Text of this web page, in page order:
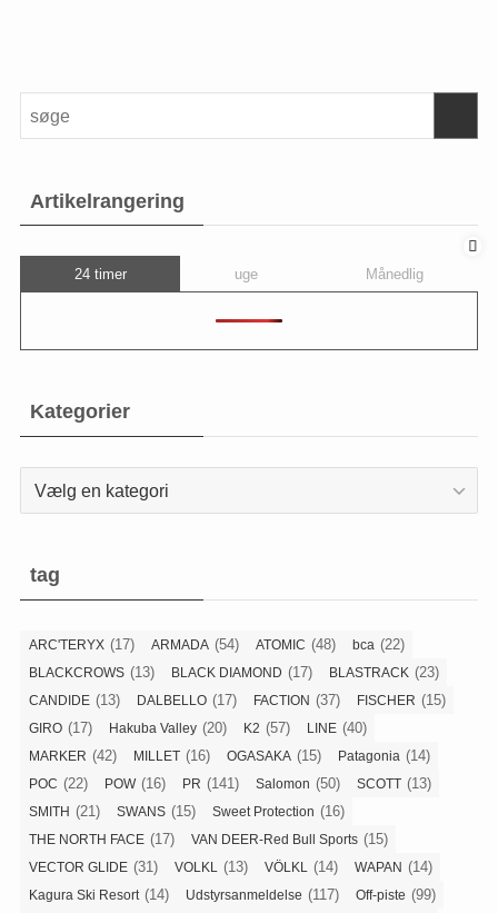
Artikelrangering
24 timer uge Månedlig
Kategorier
Kategorier
tag
ARC'TERYX (17) ARMADA (54) ATOMIC (48) bca (22)
BLACKCROWS (13) BLACK DIAMOND (17) BLASTRACK (23)
CANDIDE (13) DALBELLO (17) FACTION (37) FISCHER (15)
GIRO (17) Hakuba Valley (20) K2 (57) LINE (40)
MARKER (42) MILLET (16) OGASAKA (15) Patagonia (14)
POC (22) POW(16) PR (141) Salomon (50) SCOTT (13)
SMITH (21) SWANS (15) Sweet Protection (16)
THE NORTH FACE (17) VAN DEER-Red Bull Sports (15)
VECTOR GLIDE (31) VOLKL (13) VÖLKL (14) WAPAN (14)
Kagura Ski Resort(14) Udstyrsanmeldelse (117) Off-piste (99)